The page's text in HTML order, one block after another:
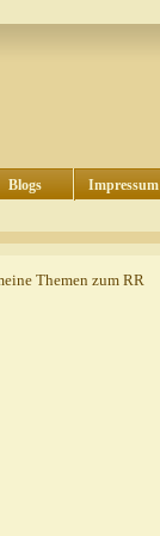
Blogs Impressum
Themen zum RR